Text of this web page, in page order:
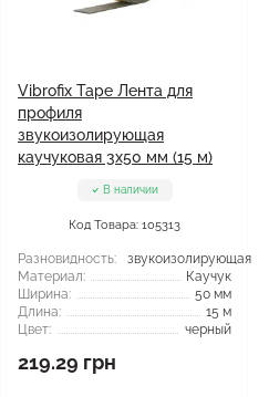
Vibrofix Таре Лента для
профиля
звукоизолирующая
каучуковая 3x50 мм (15 м)
В наличии
Код Товара: 105313
Разновидность:
звукоизолирующая
Материал:
Каучук
Ширина:
50 мм
Длина:
15 м
Цвет:
черный
219.29 грн